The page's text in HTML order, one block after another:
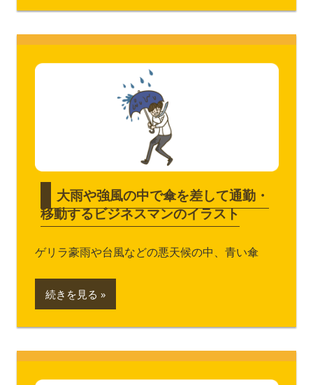
大雨や強風の中で傘を差して通勤・
移動するビジネスマンのイラスト
ゲリラ豪雨や台風などの悪天候の中、青い傘
続きを見る